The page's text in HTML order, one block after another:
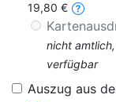
19,80 €
nicht
verfügbar
Auszug aus